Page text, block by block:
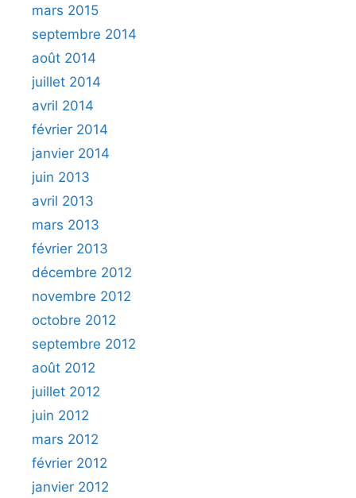
mars 2015
septembre 2014
août 2014
juillet 2014
avril 2014
février 2014
janvier 2014
juin 2013
avril 2013
mars 2013
février 2013
décembre 2012
novembre 2012
octobre 2012
septembre 2012
août 2012
juillet 2012
juin 2012
mars 2012
février 2012
janvier 2012